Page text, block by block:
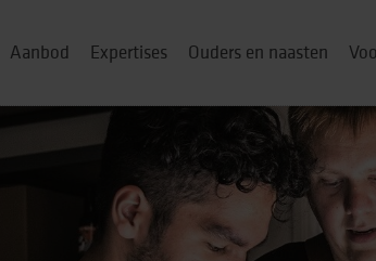
Aanbod
Ondersteuning bij jou thuis
Expertises Ouders en naasten